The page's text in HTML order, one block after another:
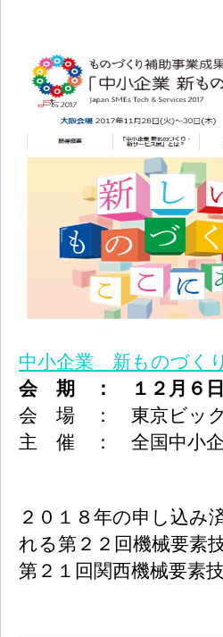
中小企業 新ものづく
会 期 ： １２月６日
会 場 ： 東京ビック
主 催 ： 全国中小企
２０１８年の申し込み
れる第２２回機械要素
第２１回関西機械要素